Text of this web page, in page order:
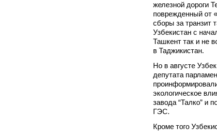
железной дороги
поврежденный от
сборы за транзит
Узбекистан с
Ташкент так и не
в Таджикистан.
Но в августе
депутата
экологическое
завода “Талко” и
ГЭС.
Кроме того